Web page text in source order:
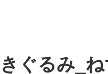
きぐるみ_